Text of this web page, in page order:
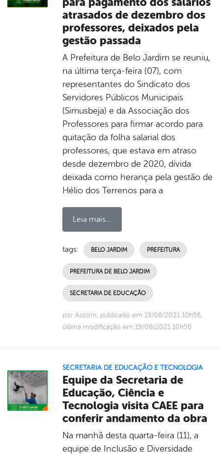
atrasados de dezembro dos
professores, deixados pela
gestão passada
A Prefeitura de Belo Jardim se reuniu,
na última terça-feira (07), com
representantes do Sindicato dos
Servidores Públicos Municipais
(Simusbeja) e da Associação dos
Professores para firmar acordo para
quitação da folha salarial dos
professores, que estava em atraso
desde dezembro de 2020, dívida
deixada como herança pela gestão de
Hélio dos Terrenos para a
Leia mais...
tags: BELO JARDIM PREFEITURA
PREFEITURA DE BELO JARDIM
SECRETARIA DE EDUCAÇÃO
por Ascom, publicado em 19/08/2021 10h56,
última modificação em 19/08/2021 10h56
SECRETARIA DE EDUCAÇÃO E TECNOLOGIA
Equipe da Secretaria de
Educação, Ciência e
Tecnologia visita CAEE para
conferir andamento da obra
Na manhã desta quarta-feira (11), a
equipe de Inclusão e Diversidade